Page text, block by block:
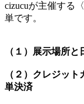
cizucuが主催する
単です。
（１）展示場所と
（２）クレジッ
単決済